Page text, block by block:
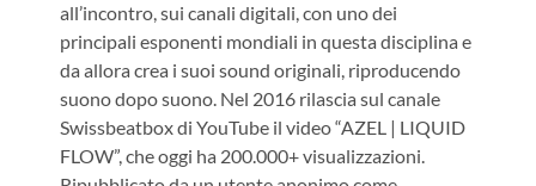
all’incontro, sui canali digitali, con uno dei
principali esponenti mondiali in questa disciplina e
da allora crea i suoi sound originali, riproducendo
suono dopo suono. Nel 2016 rilascia sul canale
Swissbeatbox di YouTube il video “AZEL | LIQUID
FLOW”, che oggi ha 200.000+ visualizzazioni.